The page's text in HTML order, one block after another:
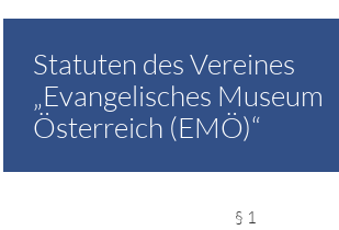
Statuten des Vereines
„Evangelisches Museum
Österreich (EMÖ)“
§ 1